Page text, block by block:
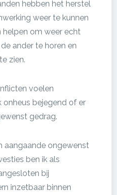
hebben het herstel
weer te kunnen
helpen om weer echt
ander te horen en
zien.
voelen
onheus bejegend of er
gedrag.
aangaande ongewenst
ben ik als
bij
inzetbaar binnen